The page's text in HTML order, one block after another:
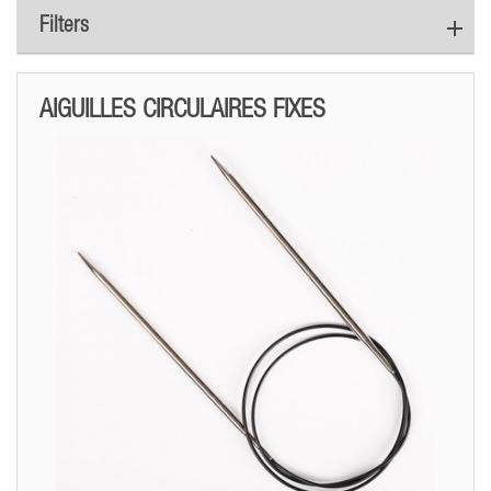
Filters
AIGUILLES CIRCULAIRES FIXES